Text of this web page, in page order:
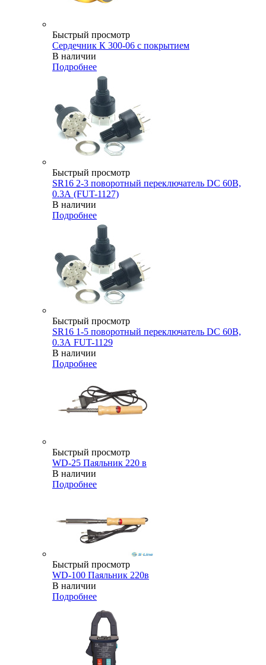
Быстрый просмотр
Сердечник К 300-06 с покрытием
В наличии
Подробнее
Быстрый просмотр
SR16 2-3 поворотный переключатель DC 60В,
0.3А (FUT-1127)
В наличии
Подробнее
Быстрый просмотр
SR16 1-5 поворотный переключатель DC 60В,
0.3А FUT-1129
В наличии
Подробнее
Быстрый просмотр
WD-25 Паяльник 220 в
В наличии
Подробнее
Быстрый просмотр
WD-100 Паяльник 220в
В наличии
Подробнее